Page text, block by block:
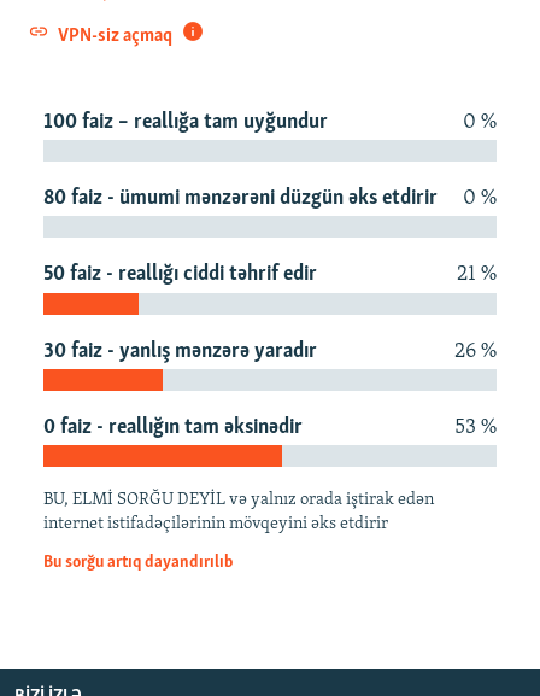
MULTIMEDIA
KARIKATURA
İSLAM VƏ DEMOKRATIYA
İZ - MƏDƏNIYYƏT PROQRAMI
HAQQIMIZDA
PEŞƏ ETIKASI VƏ JURNALISTIKA STANDARTLARIMIZ
MATERIALLARIMIZDAN ISTIFADƏ
BIZIMLƏ ƏLAQƏ
XƏBƏR BÜLLETENLƏRIMIZ
BIZI IZLƏ
RFE/RL-in bütün saytları
VPN-siz açmaq
100 faiz – reallığa tam uyğundur 0 %
80 faiz - ümumi mənzərəni düzgün əks etdirir 0 %
50 faiz - reallığı ciddi təhrif edir 21 %
30 faiz - yanlış mənzərə yaradır 26 %
0 faiz - reallığın tam əksinədir 53 %
BU, ELMİ SORĞU DEYİL və yalnız orada iştirak edən
internet istifadəçilərinin mövqeyini əks etdirir
Bu sorğu artıq dayandırılıb